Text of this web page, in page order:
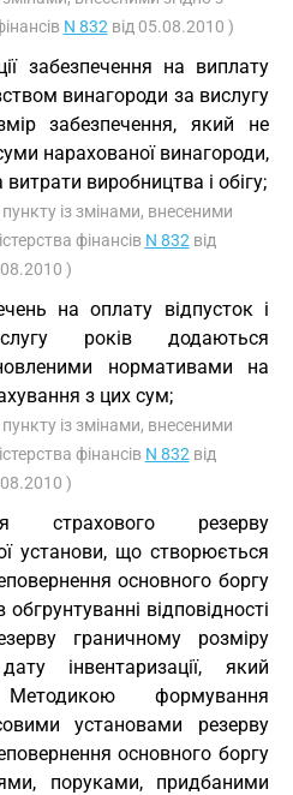
N 832 від 05.08.2010 )
забезпечення на виплату
винагороди за вислугу
забезпечення, який не
нарахованої винагороди,
виробництва і обігу;
із змінами, внесеними
фінансів N 832 від
)
на оплату відпусток і
років додаються
нормативами на
з цих сум;
із змінами, внесеними
фінансів N 832 від
)
страхового резерву
установи, що створюється
основного боргу
відповідності
граничному розміру
інвентаризації, який
формування
установами резерву
основного боргу
поруками, придбаними